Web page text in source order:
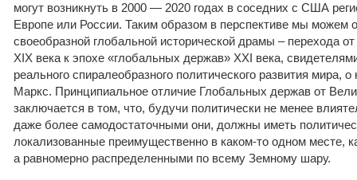
могут возникнуть в 2000 — 2020 годах в соседних с США
Европе или России. Таким образом в перспективе мы можем
своеобразной глобальной исторической драмы – перехода
XIX века к эпохе «глобальных держав» XXI века,
реального спиралеобразного политического развития мира,
Маркс. Принципиальное отличие Глобальных держав от
заключается в том, что, будучи политически не менее
даже более самодостаточными они, должны иметь
локализованные преимущественно в каком-то одном месте,
а равномерно распределенными по всему Земному шару.